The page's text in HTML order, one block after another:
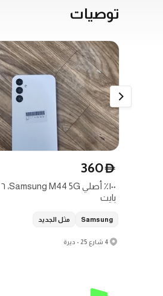
توصيات
D
360
بايت
Samsung مثل الجديد
4 شارع 25 - ديرة